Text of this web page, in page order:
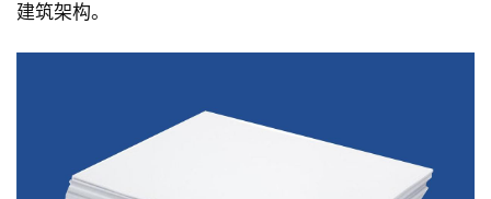
建筑架构。